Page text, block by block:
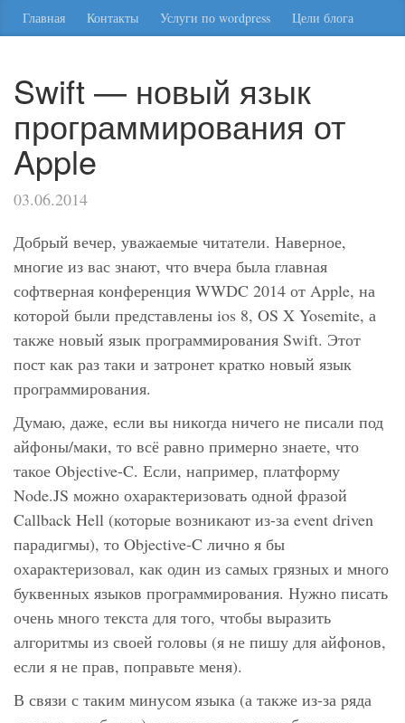
Главная Контакты Услуги по wordpress Цели блога
Swift — новый язык
программирования от
Apple
03.06.2014
Добрый вечер, уважаемые читатели. Наверное,
многие из вас знают, что вчера была главная
софтверная конференция WWDC 2014 от Apple, на
которой были представлены ios 8, OS X Yosemite, а
также новый язык программирования Swift. Этот
пост как раз таки и затронет кратко новый язык
программирования.
Думаю, даже, если вы никогда ничего не писали под
айфоны/маки, то всё равно примерно знаете, что
такое Objective-C. Если, например, платформу
Node.JS можно охарактеризовать одной фразой
Callback Hell (которые возникают из-за event driven
парадигмы), то Objective-C лично я бы
охарактеризовал, как один из самых грязных и много
буквенных языков программирования. Нужно писать
очень много текста для того, чтобы выразить
алгоритмы из своей головы (я не пишу для айфонов,
если я не прав, поправьте меня).
В связи с таким минусом языка (а также из-за ряда